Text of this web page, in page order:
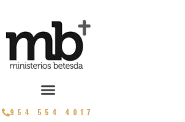
954 554 4017